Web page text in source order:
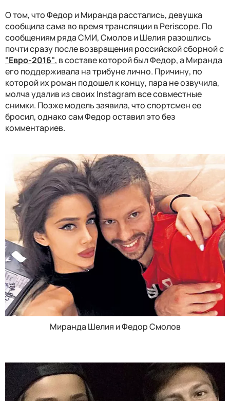
О том, что Федор и Миранда расстались, девушка
сообщила сама во время трансляции в Periscope. По
сообщениям ряда СМИ, Смолов и Шелия разошлись
почти сразу после возвращения российской сборной с
"Евро-2016", в составе которой был Федор, а Миранда
его поддерживала на трибуне лично. Причину, по
которой их роман подошел к концу, пара не озвучила,
молча удалив из своих Instagram все совместные
снимки. Позже модель заявила, что спортсмен ее
бросил, однако сам Федор оставил это без
комментариев.
Миранда Шелия и Федор Смолов